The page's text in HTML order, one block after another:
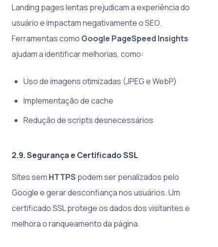
Landing pages lentas prejudicam a experiência do
usuário e impactam negativamente o SEO.
Ferramentas como Google PageSpeed Insights
ajudam a identificar melhorias, como:
Uso de imagens otimizadas (JPEG e WebP)
Implementação de cache
Redução de scripts desnecessários
2.9. Segurança e Certificado SSL
Sites sem HTTPS podem ser penalizados pelo
Google e gerar desconfiança nos usuários. Um
certificado SSL protege os dados dos visitantes e
melhora o ranqueamento da página.